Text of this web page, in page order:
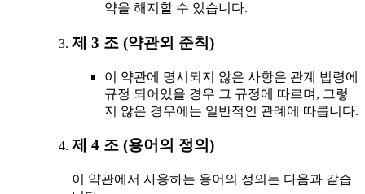
약을 해지할 수 있습니다.
제 3 조 (약관외 준칙)
이 약관에 명시되지 않은 사항은 관계 법령에
규정 되어있을 경우 그 규정에 따르며, 그렇
지 않은 경우에는 일반적인 관례에 따릅니다.
제 4 조 (용어의 정의)
이 약관에서 사용하는 용어의 정의는 다음과 같습